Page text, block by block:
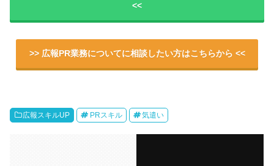
<<
>> 広報PR業務についてに相談したい方はこちらから <<
広報スキルUP PRスキル 気遣い